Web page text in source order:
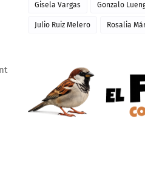
Gisela Vargas Gonzalo
Julio Ruiz Melero Rosalia